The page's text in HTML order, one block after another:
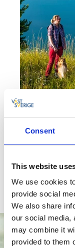
Consent
This website
We use cookies
provide social
We also share
our social media,
may combine it
provided to them
Upplev
Med bil
Till